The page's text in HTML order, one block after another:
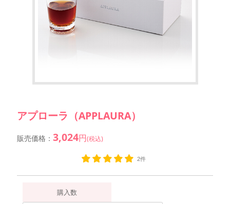
アプローラ（APPLAURA）
販売価格： 3,024円(税込)
2件
購入数
お客様の声